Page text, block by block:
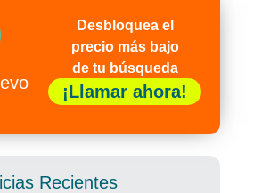
Desbloquea el
precio más bajo
de tu búsqueda
¡Llamar ahora!
Recientes